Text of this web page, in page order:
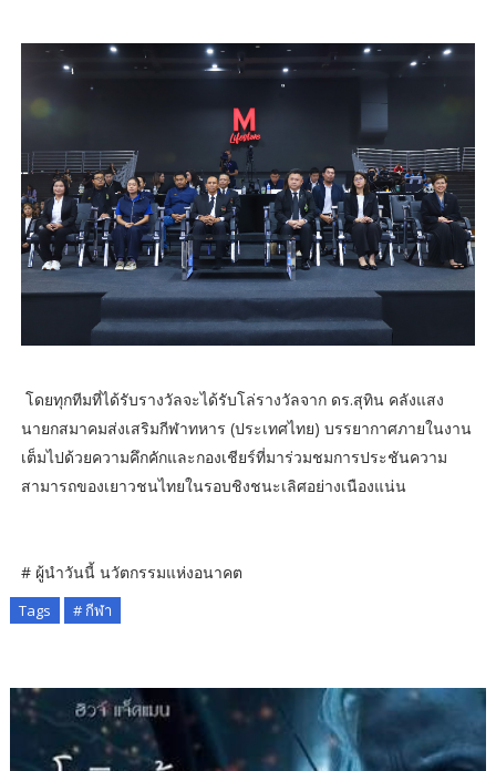
โดยทุกทีมที่ได้รับรางวัลจะได้รับโล่รางวัลจาก ดร.สุทิน คลังแสง
นายกสมาคมส่งเสริมกีฬาทหาร (ประเทศไทย) บรรยากาศภายในงาน
เต็มไปด้วยความคึกคักและกองเชียร์ที่มาร่วมชมการประชันความ
สามารถของเยาวชนไทยในรอบชิงชนะเลิศอย่างเนืองแน่น
# ผู้นำวันนี้ นวัตกรรมแห่งอนาคต
Tags # กีฬา